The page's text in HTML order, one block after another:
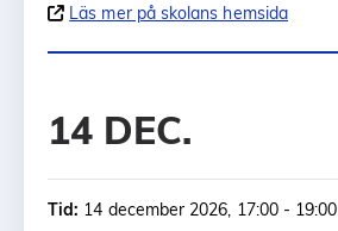
Läs mer på skolans hemsida
14 DEC.
Tid: 14 december 2026, 17:00 - 19:00